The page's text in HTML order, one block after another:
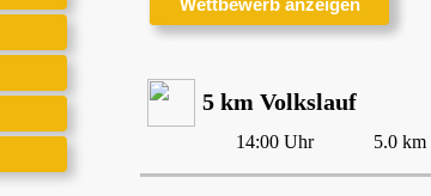
5 km Volkslauf
14:00 Uhr 5.0 km